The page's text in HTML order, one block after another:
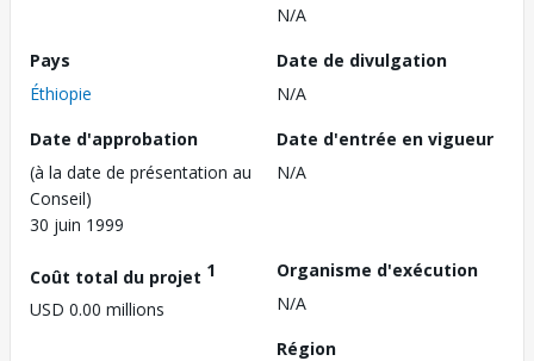
N/A
Pays
Éthiopie
Date de divulgation
N/A
Date d'approbation
(à la date de présentation au
Conseil)
30 juin 1999
Date d'entrée en vigueur
N/A
Coût total du projet 1
USD 0.00 millions
Organisme d'exécution
N/A
Région